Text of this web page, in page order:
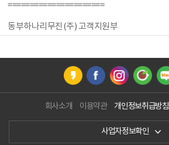
======================
동부하나리무진(주) 고객지원부
회사소개 이용약관 개인정보취급방침
사업자정보확인